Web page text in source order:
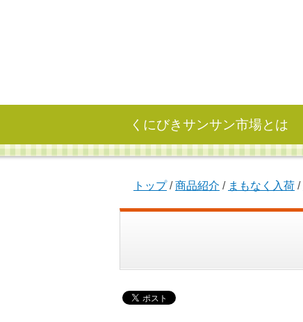
くにびきサンサン市場とは
現
トップ/商品紹介 / まもなく入荷 /